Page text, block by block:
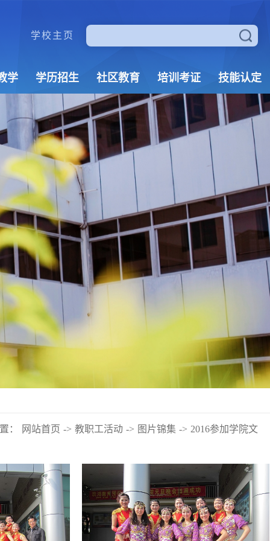
学校主页
学 学历招生 社区教育 培训考证 技能认定
： 网站首页 -> 教职工活动 -> 图片锦集 -> 2016参加学院文艺汇演